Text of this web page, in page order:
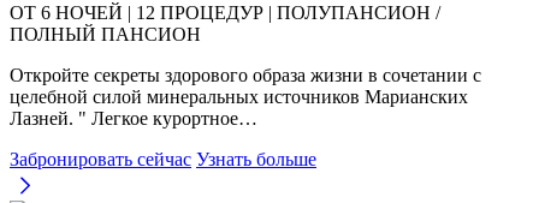
ОТ 6 НОЧЕЙ | 12 ПРОЦЕДУР | ПОЛУПАНСИОН /
ПОЛНЫЙ ПАНСИОН
Откройте секреты здорового образа жизни в сочетании с
целебной силой минеральных источников Марианских
Лазней. " Легкое курортное…
Забронировать сейчас Узнать больше